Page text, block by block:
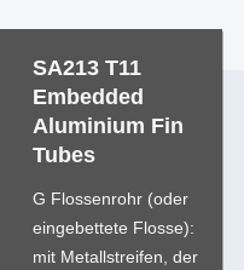
SA213 T11
Embedded
Aluminium Fin
Tubes
G Flossenrohr (oder
eingebettete Flosse):
mit Metallstreifen, der